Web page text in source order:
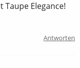
Elegance!
Antworten